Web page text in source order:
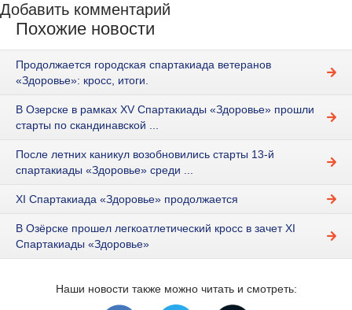
Добавить комментарий
Похожие новости
Продолжается городская спартакиада ветеранов
«Здоровье»: кросс, итоги.
В Озерске в рамках XV Спартакиады «Здоровье» прошли
старты по скандинавской ...
После летних каникул возобновились старты 13-й
спартакиады «Здоровье» среди ...
XI Спартакиада «Здоровье» продолжается
В Озёрске прошел легкоатлетический кросс в зачет XI
Спартакиады «Здоровье»
Наши новости также можно читать и смотреть: